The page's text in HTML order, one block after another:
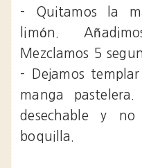
- Quitamos la
limón.
Mezclamos 5
- Dejamos
manga
desechable y
boquilla.